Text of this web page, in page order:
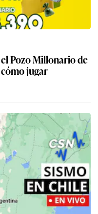
Pozo Millonario de
jugar